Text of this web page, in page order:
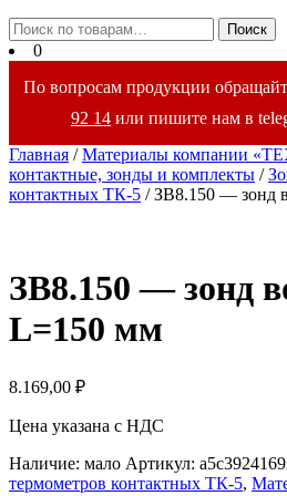
Закрыть
меню
Искать: Поиск
0
По вопросам продукции
92 14 или пишите нам в
Главная /Материалы компании
контактные, зонды и комплекты /
контактных ТК-5 / ЗВ8.150 — зонд
ЗВ8.150 — зонд
L=150 мм
8.169,00 ₽
Цена указана с НДС
Наличие: мало Артикул:
термометров контактных ТК-5,